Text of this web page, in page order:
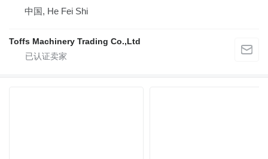
中国, He Fei Shi
Toffs Machinery Trading Co.,Ltd